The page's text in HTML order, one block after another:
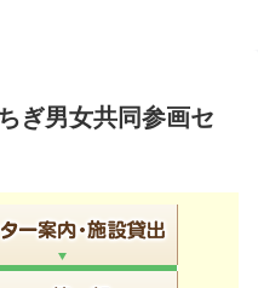
ぎ男女共同参画セ